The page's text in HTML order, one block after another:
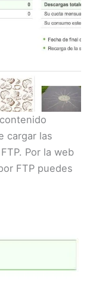
cargar las
Por la web
FTP puedes